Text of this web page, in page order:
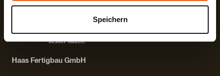
Speichern
Haas Fertigbau GmbH